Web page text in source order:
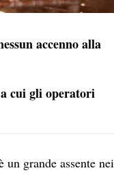
accenno alla
cui gli operatori
grande assente nei